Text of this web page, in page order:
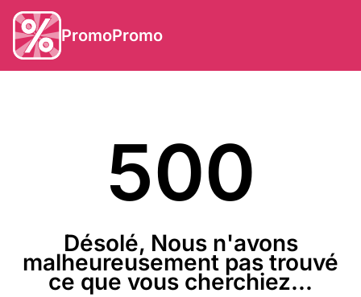
PromoPromo
500
Désolé, Nous n'avons
malheureusement pas trouvé
ce que vous cherchiez...